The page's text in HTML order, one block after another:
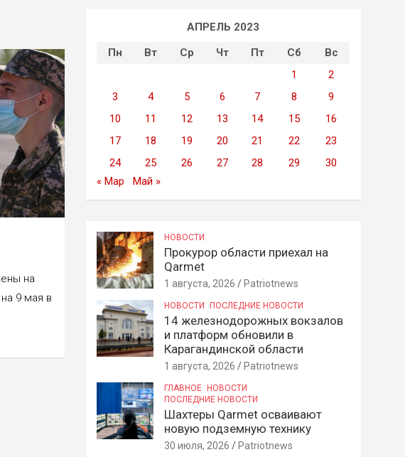
на
9 мая в
АПРЕЛЬ 2023
Пн
Вт Ср Чт Пт Сб
Вс
1
2
3
4 5 6 7 8
9
10
11 12 13 14 15
16
17
18 19 20 21 22
23
24
25 26 27 28 29
30
« Мар
Май »
НОВОСТИ
Прокурор области приехал на
Qarmet
1 августа, 2026 Patriotnews
НОВОСТИ ПОСЛЕДНИЕ НОВОСТИ
14 железнодорожных вокзалов
и платформ обновили в
Карагандинской области
1 августа, 2026 Patriotnews
ГЛАВНОЕ
НОВОСТИ
ПОСЛЕДНИЕ НОВОСТИ
Шахтеры Qarmet осваивают
новую подземную технику
30 июля, 2026 Patriotnews